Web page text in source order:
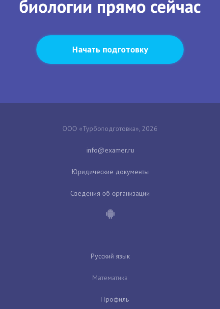
биологии прямо сейчас
Начать подготовку
ООО «Турбоподготовка», 2026
Юридические документы
Сведения об организации
Русский язык
Математика
Профиль